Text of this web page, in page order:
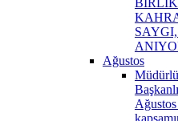
Ağustos